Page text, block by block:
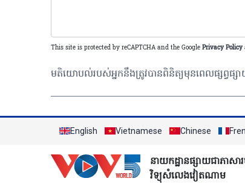
This site is protected by reCAPTCHA and the Google Privacy Policy
មតិយោបល់របស់អ្នកនឹងត្រូវបានពិនិត្យមុនពេលផ្សព្វផ្ស
English Vietnamese Chinese
នាយកដ្ឋានផ្សាយជាភាសា
វិទ្យុសំលេងវៀតណាម